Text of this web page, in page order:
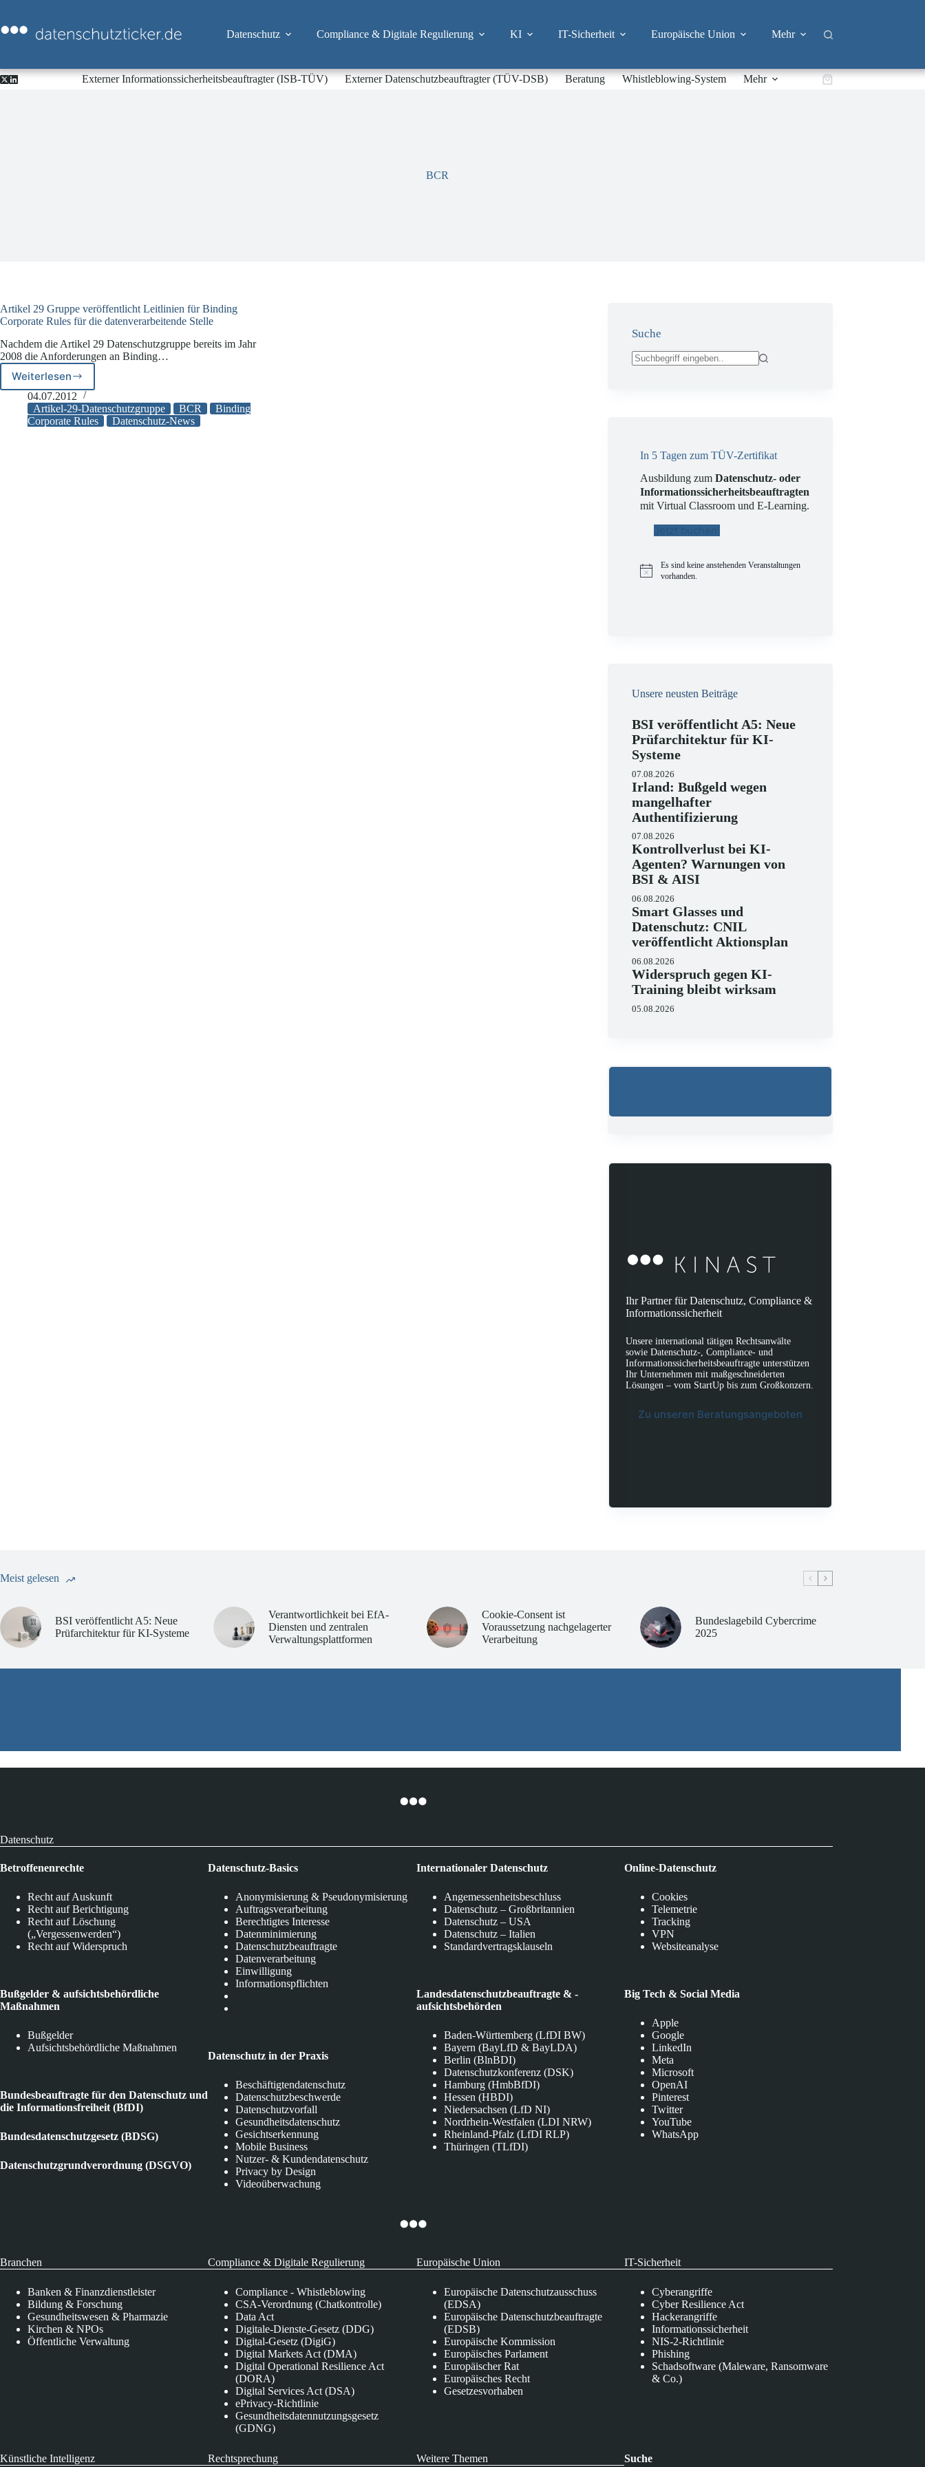
springen
Datenschutz Compliance & Digitale Regulierung KI IT-Sicherheit Europäische Union Mehr
Externer Informationssicherheitsbeauftragter (ISB-TÜV) Externer Datenschutzbeauftragter (TÜV-DSB) Beratung Whistleblowing-System Mehr Warenkorb
BCR
Artikel 29 Gruppe veröffentlicht Leitlinien für Binding
Corporate Rules für die datenverarbeitende Stelle
Nachdem die Artikel 29 Datenschutzgruppe bereits im Jahr
2008 die Anforderungen an Binding…
Weiterlesen
Artikel
29
Gruppe
veröffentlicht
04.07.2012
Artikel-29-Datenschutzgruppe
BCR
Binding
Corporate Rules
Datenschutz-News
Suche
In 5 Tagen zum TÜV-Zertifikat
Ausbildung zumDatenschutz- oder
Informationssicherheitsbeauftragten
mit Virtual Classroom und E-Learning.
Jetzt buchen!
H
Es sind keine anstehenden Veranstaltungen
vorhanden.
Unsere neusten Beiträge
BSI veröffentlicht A5: Neue
Prüfarchitektur für KI-
Systeme
07.08.2026
Irland: Bußgeld wegen
mangelhafter
Authentifizierung
07.08.2026
Kontrollverlust bei KI-
Agenten? Warnungen von
BSI & AISI
06.08.2026
Smart Glasses und
Datenschutz: CNIL
veröffentlicht Aktionsplan
06.08.2026
Widerspruch gegen KI-
Training bleibt wirksam
05.08.2026
Ihr Partner für Datenschutz, Compliance &
Informationssicherheit
Unsere international tätigen Rechtsanwälte
sowie Datenschutz-, Compliance- und
Informationssicherheitsbeauftragte unterstützen
Ihr Unternehmen mit maßgeschneiderten
Lösungen – vom StartUp bis zum Großkonzern.
Zu unseren Beratungsangeboten
Meist gelesen
BSI veröffentlicht A5: Neue
Prüfarchitektur für KI-Systeme
Verantwortlichkeit bei EfA-
Diensten und zentralen
Verwaltungsplattformen
Cookie-Consent ist
Voraussetzung nachgelagerter
Verarbeitung
Bundeslagebild Cybercrime
2025
Datenschutz
Betroffenenrechte
Recht auf Auskunft
Recht auf Berichtigung
Recht auf Löschung
(„Vergessenwerden“)
Recht auf Widerspruch
Bußgelder & aufsichtsbehördliche
Maßnahmen
Bußgelder
Aufsichtsbehördliche Maßnahmen
Bundesbeauftragte für den Datenschutz und
die Informationsfreiheit (BfDI)
Bundesdatenschutzgesetz (BDSG)
Datenschutzgrundverordnung (DSGVO)
Datenschutz-Basics
Anonymisierung & Pseudonymisierung
Auftragsverarbeitung
Berechtigtes Interesse
Datenminimierung
Datenschutzbeauftragte
Datenverarbeitung
Einwilligung
Informationspflichten
Datenschutz in der Praxis
Beschäftigtendatenschutz
Datenschutzbeschwerde
Datenschutzvorfall
Gesundheitsdatenschutz
Gesichtserkennung
Mobile Business
Nutzer- & Kundendatenschutz
Privacy by Design
Videoüberwachung
Internationaler Datenschutz
Angemessenheitsbeschluss
Datenschutz – Großbritannien
Datenschutz – USA
Datenschutz – Italien
Standardvertragsklauseln
Landesdatenschutzbeauftragte & -
aufsichtsbehörden
Baden-Württemberg (LfDI BW)
Bayern (BayLfD & BayLDA)
Berlin (BlnBDI)
Datenschutzkonferenz (DSK)
Hamburg (HmbBfDI)
Hessen (HBDI)
Niedersachsen (LfD NI)
Nordrhein-Westfalen (LDI NRW)
Rheinland-Pfalz (LfDI RLP)
Thüringen (TLfDI)
Online-Datenschutz
Cookies
Telemetrie
Tracking
VPN
Websiteanalyse
Big Tech & Social Media
Apple
Google
LinkedIn
Meta
Microsoft
OpenAI
Pinterest
Twitter
YouTube
WhatsApp
Branchen
Banken & Finanzdienstleister
Bildung & Forschung
Gesundheitswesen & Pharmazie
Kirchen & NPOs
Öffentliche Verwaltung
Compliance & Digitale Regulierung
Compliance - Whistleblowing
CSA-Verordnung (Chatkontrolle)
Data Act
Digitale-Dienste-Gesetz (DDG)
Digital-Gesetz (DigiG)
Digital Markets Act (DMA)
Digital Operational Resilience Act
(DORA)
Digital Services Act (DSA)
ePrivacy-Richtlinie
Gesundheitsdatennutzungsgesetz
(GDNG)
Europäische Union
Europäische Datenschutzausschuss
(EDSA)
Europäische Datenschutzbeauftragte
(EDSB)
Europäische Kommission
Europäisches Parlament
Europäischer Rat
Europäisches Recht
Gesetzesvorhaben
IT-Sicherheit
Cyberangriffe
Cyber Resilience Act
Hackerangriffe
Informationssicherheit
NIS-2-Richtlinie
Phishing
Schadsoftware (Maleware, Ransomware
& Co.)
Künstliche Intelligenz Rechtsprechung Weitere Themen Suche